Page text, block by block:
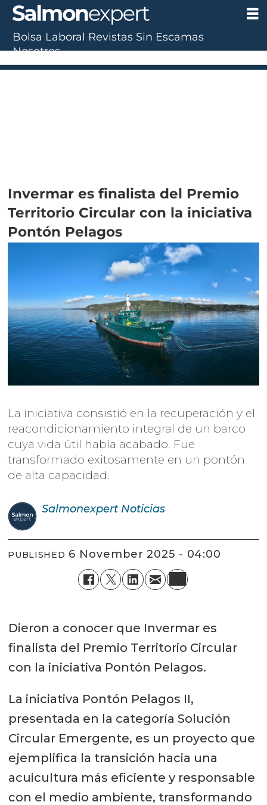
Invermar es finalista del Premio
Territorio Circular con la iniciativa
Pontón Pelagos
La iniciativa consistió en la recuperación y el
reacondicionamiento integral de un barco
cuya vida útil había acabado. Fue
transformado exitosamente en un pontón
de alta capacidad.
Salmonexpert Noticias
PUBLISHED 6 November 2025 - 04:00
Dieron a conocer que Invermar es
finalista del Premio Territorio Circular
con la iniciativa Pontón Pelagos.
La iniciativa Pontón Pelagos II,
presentada en la categoría Solución
Circular Emergente, es un proyecto que
ejemplifica la transición hacia una
acuicultura más eficiente y responsable
con el medio ambiente, transformando
Bolsa Laboral Revistas Sin Escamas
Nosotros